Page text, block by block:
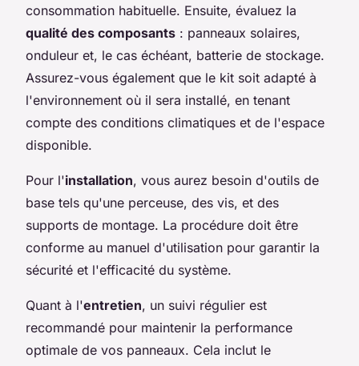
consommation habituelle. Ensuite, évaluez la
qualité des composants : panneaux solaires,
onduleur et, le cas échéant, batterie de stockage.
Assurez-vous également que le kit soit adapté à
l'environnement où il sera installé, en tenant
compte des conditions climatiques et de l'espace
disponible.
Pour l'installation, vous aurez besoin d'outils de
base tels qu'une perceuse, des vis, et des
supports de montage. La procédure doit être
conforme au manuel d'utilisation pour garantir la
sécurité et l'efficacité du système.
Quant à l'entretien, un suivi régulier est
recommandé pour maintenir la performance
optimale de vos panneaux. Cela inclut le